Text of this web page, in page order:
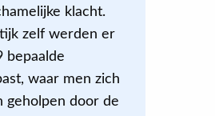
klacht.
zelf werden er
bepaalde
waar men zich
geholpen door de